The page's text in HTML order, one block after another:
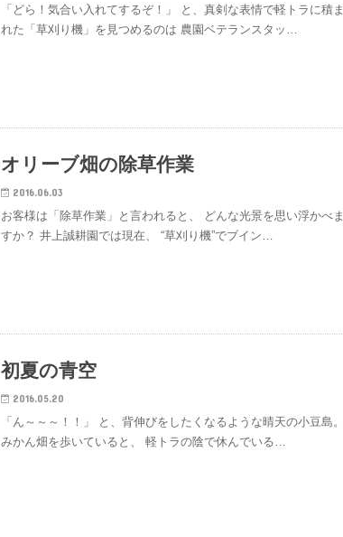
「どら！気合い入れてするぞ！」 と、真剣な表情で軽トラに積ま
れた「草刈り機」を見つめるのは 農園ベテランスタッ…
オリーブ畑の除草作業
2016.06.03
お客様は「除草作業」と言われると、 どんな光景を思い浮かべま
すか？ 井上誠耕園では現在、 “草刈り機”でブイン…
初夏の青空
2016.05.20
「ん～～～！！」 と、背伸びをしたくなるような晴天の小豆島。
みかん畑を歩いていると、 軽トラの陰で休んでいる…